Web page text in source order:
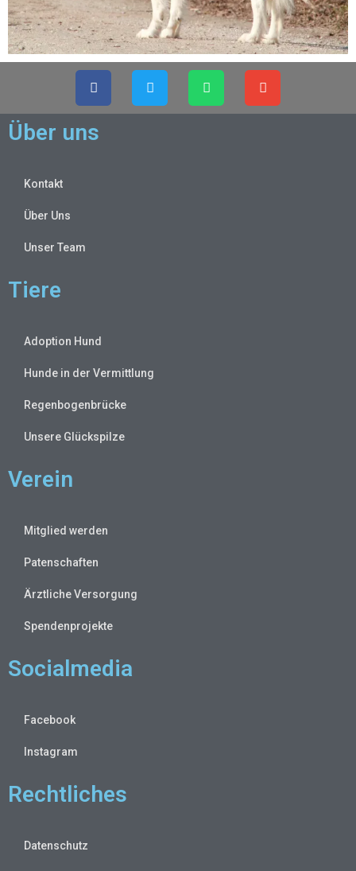
Über uns
Kontakt
Über Uns
Unser Team
Tiere
Adoption Hund
Hunde in der Vermittlung
Regenbogenbrücke
Unsere Glückspilze
Verein
Mitglied werden
Patenschaften
Ärztliche Versorgung
Spendenprojekte
Socialmedia
Facebook
Instagram
Rechtliches
Datenschutz